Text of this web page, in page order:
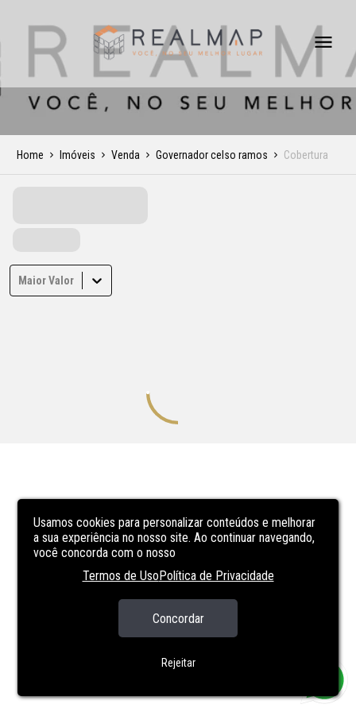
Usamos cookies para personalizar conteúdos e melhorar
a sua experiência no nosso site. Ao continuar navegando,
você concorda com o nosso
Termos de UsoPolítica de Privacidade
Concordar
Rejeitar
Home Imóveis Venda Governador celso ramos Cobertura
Maior Valor